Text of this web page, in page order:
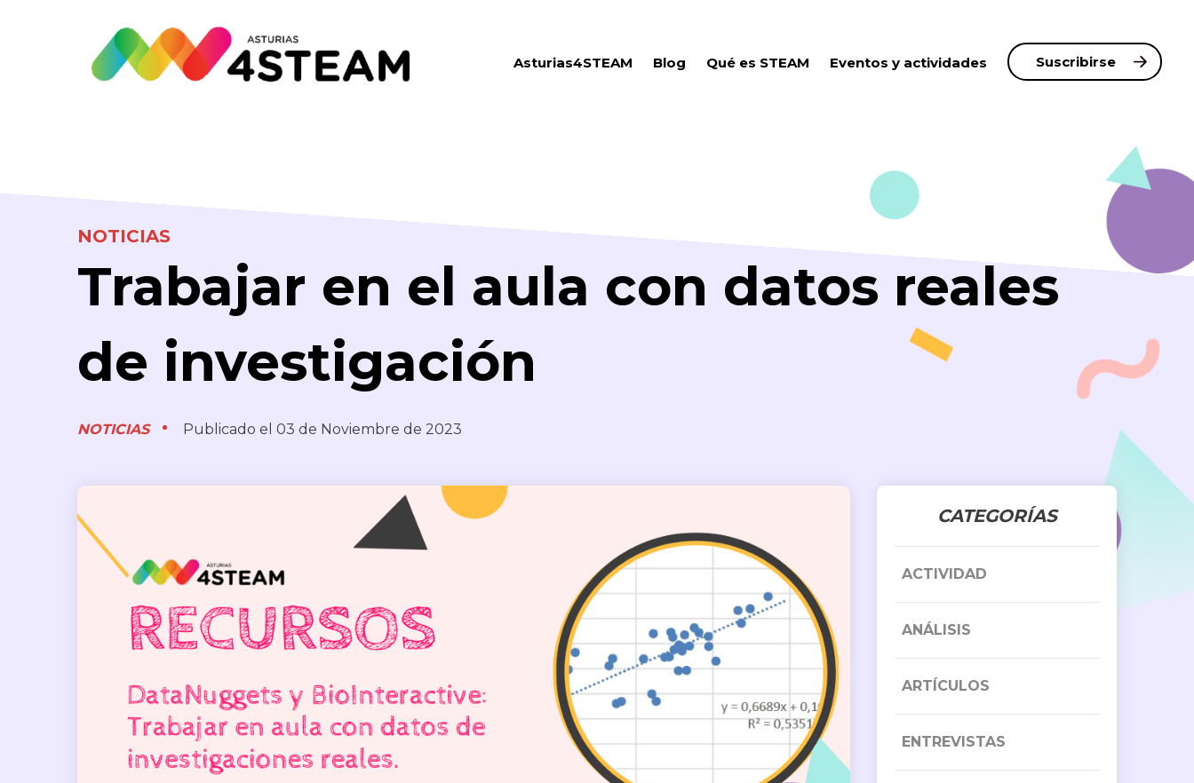
Asturias4STEAM Blog Qué es STEAM Eventos y actividades Suscribirse
NOTICIAS
Trabajar en el aula con datos reales
de investigación
NOTICIAS Publicado el 03 de Noviembre de 2023
CATEGORÍAS
ACTIVIDAD
ANÁLISIS
ARTÍCULOS
ENTREVISTAS